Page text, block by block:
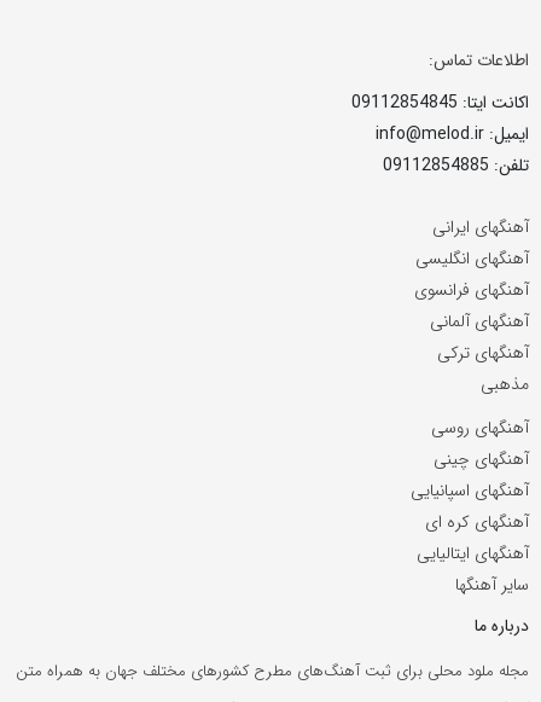
اطلاعات تماس:
اکانت ایتا: 09112854845
ایمیل: info@melod.ir
تلفن: 09112854885
آهنگهای ایرانی
آهنگهای انگلیسی
آهنگهای فرانسوی
آهنگهای آلمانی
آهنگهای ترکی
مذهبی
آهنگهای روسی
آهنگهای چینی
آهنگهای اسپانیایی
آهنگهای کره ای
آهنگهای ایتالیایی
سایر آهنگها
درباره ما
مجله ملود محلی برای ثبت آهنگ‌های مطرح کشورهای مختلف جهان به همراه متن